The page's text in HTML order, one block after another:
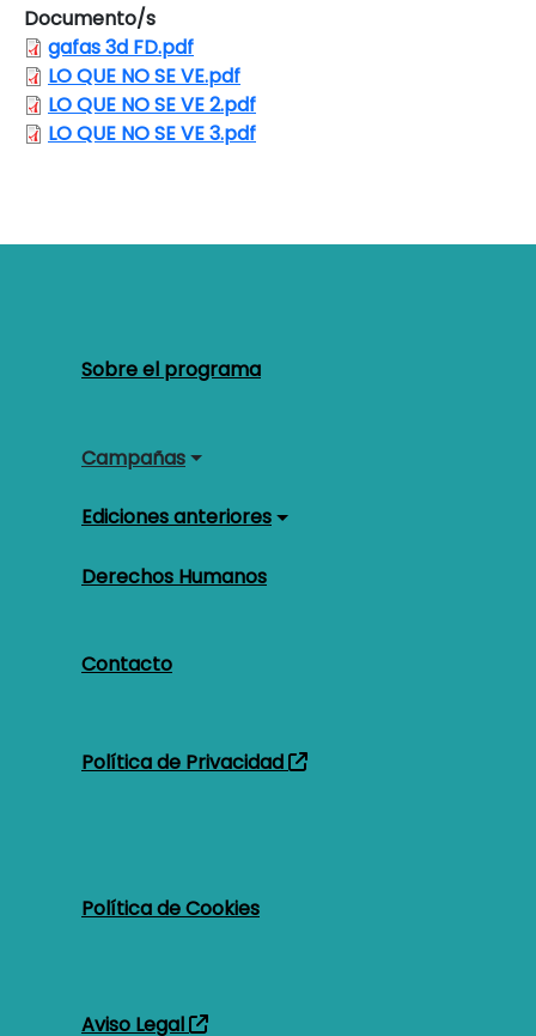
Documento/s
gafas 3d FD.pdf
LO QUE NO SE VE.pdf
LO QUE NO SE VE 2.pdf
LO QUE NO SE VE 3.pdf
Navegación principal
Sobre el programa
Campañas
Ediciones anteriores
Derechos Humanos
Contacto
Pie de página
Política de Privacidad
Política de Cookies
Aviso Legal